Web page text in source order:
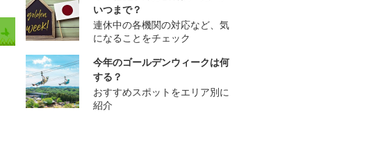
いつまで？
連休中の各機関の対応など、気
になることをチェック
今年のゴールデンウィークは何
する？
おすすめスポットをエリア別に
紹介